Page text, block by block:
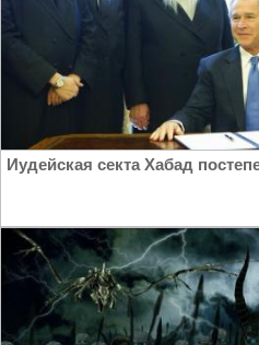
Иудейская секта Хабад